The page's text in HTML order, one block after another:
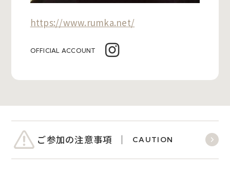
https://www.rumka.net/
OFFICIAL ACCOUNT
ご参加の注意事項 CAUTION